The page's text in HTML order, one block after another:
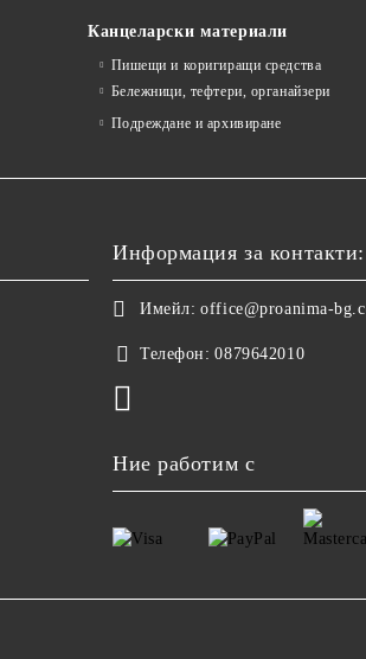
Канцеларски материали
Пишещи и коригиращи средства
Бележници, тефтери, органайзери
Подреждане и архивиране
Информация за контакти:
Имейл: office@proanima-
Телефон: 0879642010
Ние работим с